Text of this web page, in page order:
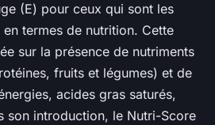
(E) pour ceux qui sont les
termes de nutrition. Cette
sur la présence de nutriments
fruits et légumes) et de
acides gras saturés,
son introduction, le Nutri-Score